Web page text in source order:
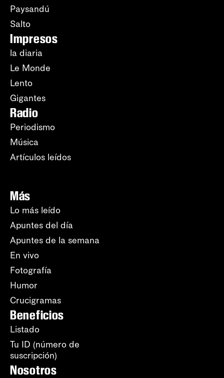
Paysandú
Salto
Impresos
la diaria
Le Monde
Lento
Gigantes
Radio
Periodismo
Música
Artículos leídos
Más
Lo más leído
Apuntes del día
Apuntes de la semana
En vivo
Fotografía
Humor
Crucigramas
Beneficios
Listado
Tu ID (número de
suscripción)
Nosotros